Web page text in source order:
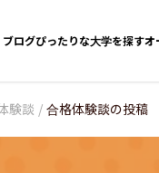
ブログぴったりな大学を探すオ
験談 / 合格体験談の投稿